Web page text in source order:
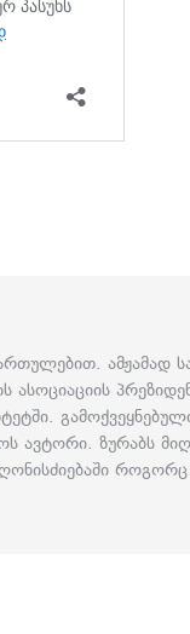
ამჟამად
ავტორი. ზურაბს